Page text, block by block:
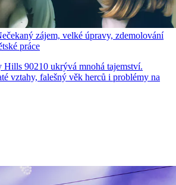
zájem, velké úpravy, zdemolování
práce
90210 ukrývá mnohá tajemství.
vztahy, falešný věk herců i problémy na